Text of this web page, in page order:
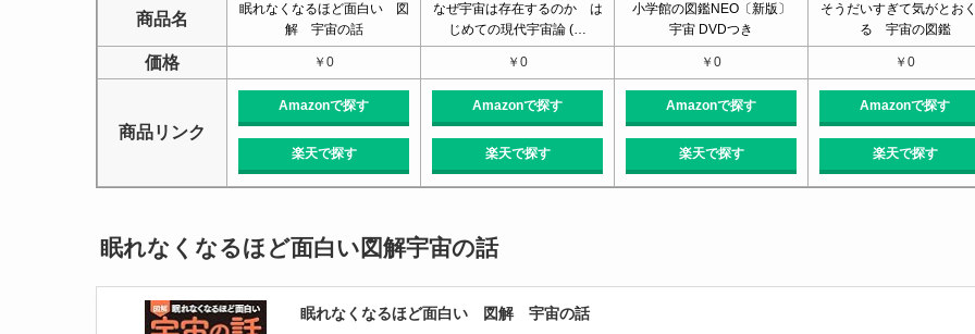
商品名
眠れなくなるほど面白い 図
解 宇宙の話
なぜ宇宙は存在するのか は
じめての現代宇宙論 (…
小学館の図鑑NEO〔新版〕
宇宙 DVDつき
そうだいすぎて気がとお
る 宇宙の図鑑
価格 ￥0 ￥0 ￥0 ￥0
商品リンク
Amazonで探す
楽天で探す
Amazonで探す
楽天で探す
Amazonで探す
楽天で探す
Amazonで探す
楽天で探す
眠れなくなるほど面白い図解宇宙の話
眠れなくなるほど面白い 図解 宇宙の話